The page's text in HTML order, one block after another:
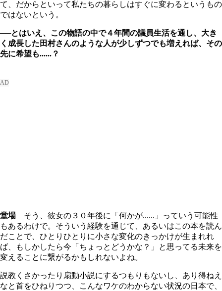
て、だからといって私たちの暮らしはすぐに変わるというもの
ではないという。
──とはいえ、この物語の中で４年間の議員生活を通し、大き
く成長した田村さんのような人が少しずつでも増えれば、その
先に希望も......？
堂場そう、彼女の３０年後に「何かが......」っていう可能性
もあるわけで。そういう経験を通じて、あるいはこの本を読ん
だことで、ひとりひとりに小さな変化のきっかけが生まれれ
ば、もしかしたら今「ちょっとどうかな？」と思ってる未来を
変えることに繋がるかもしれないよね。
説教くさかったり扇動小説にするつもりもないし、あり得ねえ
なと首をひねりつつ、こんなワケのわからない状況の日本で、